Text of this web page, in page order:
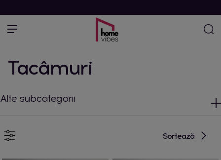
Tacâmuri
Alte subcategorii
Sortează